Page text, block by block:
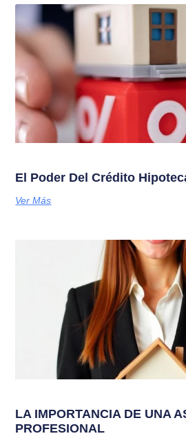
El Poder Del Crédito
Ver Más
LA IMPORTANCIA DE UNA
PROFESIONAL